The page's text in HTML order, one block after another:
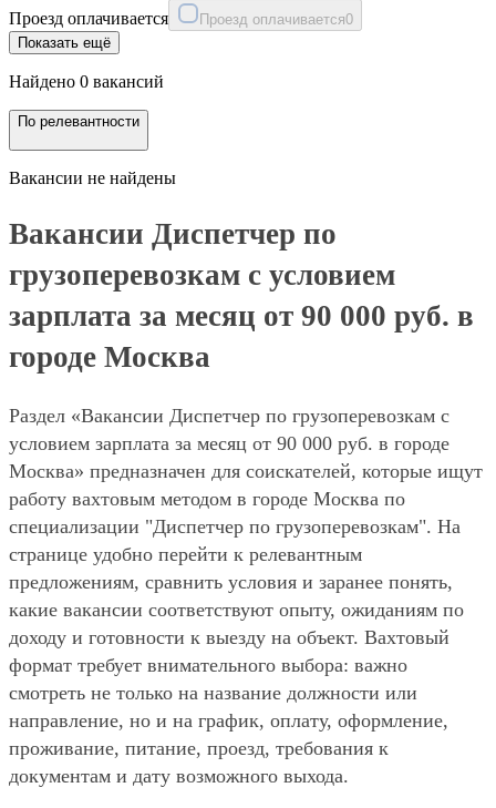
Проезд оплачивается Проезд оплачивается0
Показать ещё
Найдено 0 вакансий
По релевантности
Вакансии не найдены
Вакансии Диспетчер по
грузоперевозкам с условием
зарплата за месяц от 90 000 руб. в
городе Москва
Раздел «Вакансии Диспетчер по грузоперевозкам с
условием зарплата за месяц от 90 000 руб. в городе
Москва» предназначен для соискателей, которые ищут
работу вахтовым методом в городе Москва по
специализации "Диспетчер по грузоперевозкам". На
странице удобно перейти к релевантным
предложениям, сравнить условия и заранее понять,
какие вакансии соответствуют опыту, ожиданиям по
доходу и готовности к выезду на объект. Вахтовый
формат требует внимательного выбора: важно
смотреть не только на название должности или
направление, но и на график, оплату, оформление,
проживание, питание, проезд, требования к
документам и дату возможного выхода.